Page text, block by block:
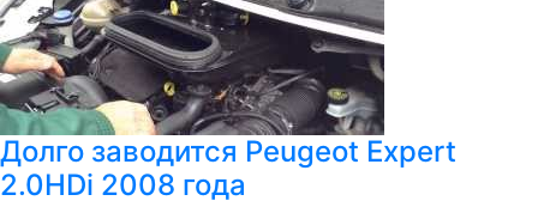
Долго заводится Peugeot Expert
2.0HDi 2008 года